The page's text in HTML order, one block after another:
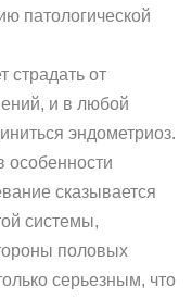
патологической
страдать от
и в любой
эндометриоз.
особенности
сказывается
системы,
половых
серьезным, что